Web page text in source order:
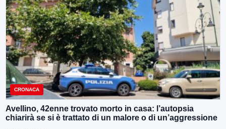
CRONACA
Avellino, 42enne trovato morto in casa: l’autopsia
chiarirà se si è trattato di un malore o di un’aggressione